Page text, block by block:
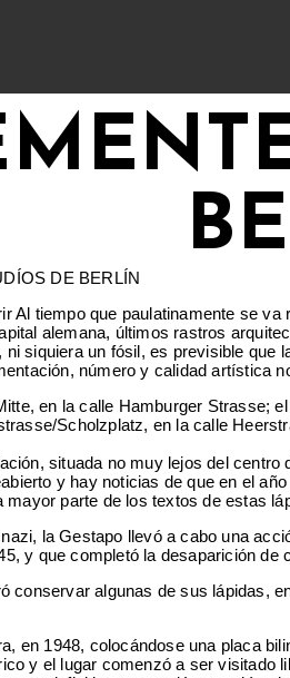
Al tiempo que paulatinamente se
alemana, últimos rastros
siquiera un fósil, es previsible
número y calidad artística
en la calle Hamburger Strasse;
Scholzplatz, en la calle
situada no muy lejos del
y hay noticias de que en el
parte de los textos de estas
la Gestapo llevó a cabo una
y que completó la desaparición de
conservar algunas de sus
en 1948, colocándose una placa
y el lugar comenzó a ser